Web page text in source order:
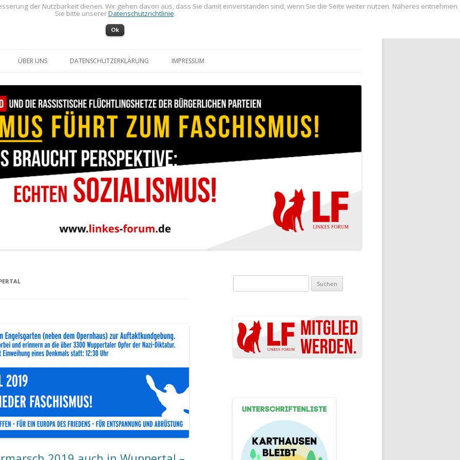
ÜBER UNS DATENSCHUTZERKLÄRUNG IMPRESSUM
der Nutzbarkeit dienen. Wir gehen davon aus, dass Sie damit einverstanden sind, wenn Sie die Seite weiter nutzen. Näheres entnehmen
Sie bitte unsererDatenschutzrichtlinie.
Ok